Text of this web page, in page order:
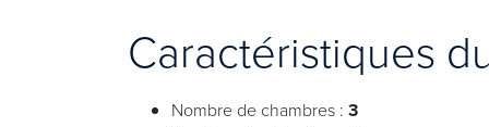
Caractéristiques
Nombre de chambres : 3